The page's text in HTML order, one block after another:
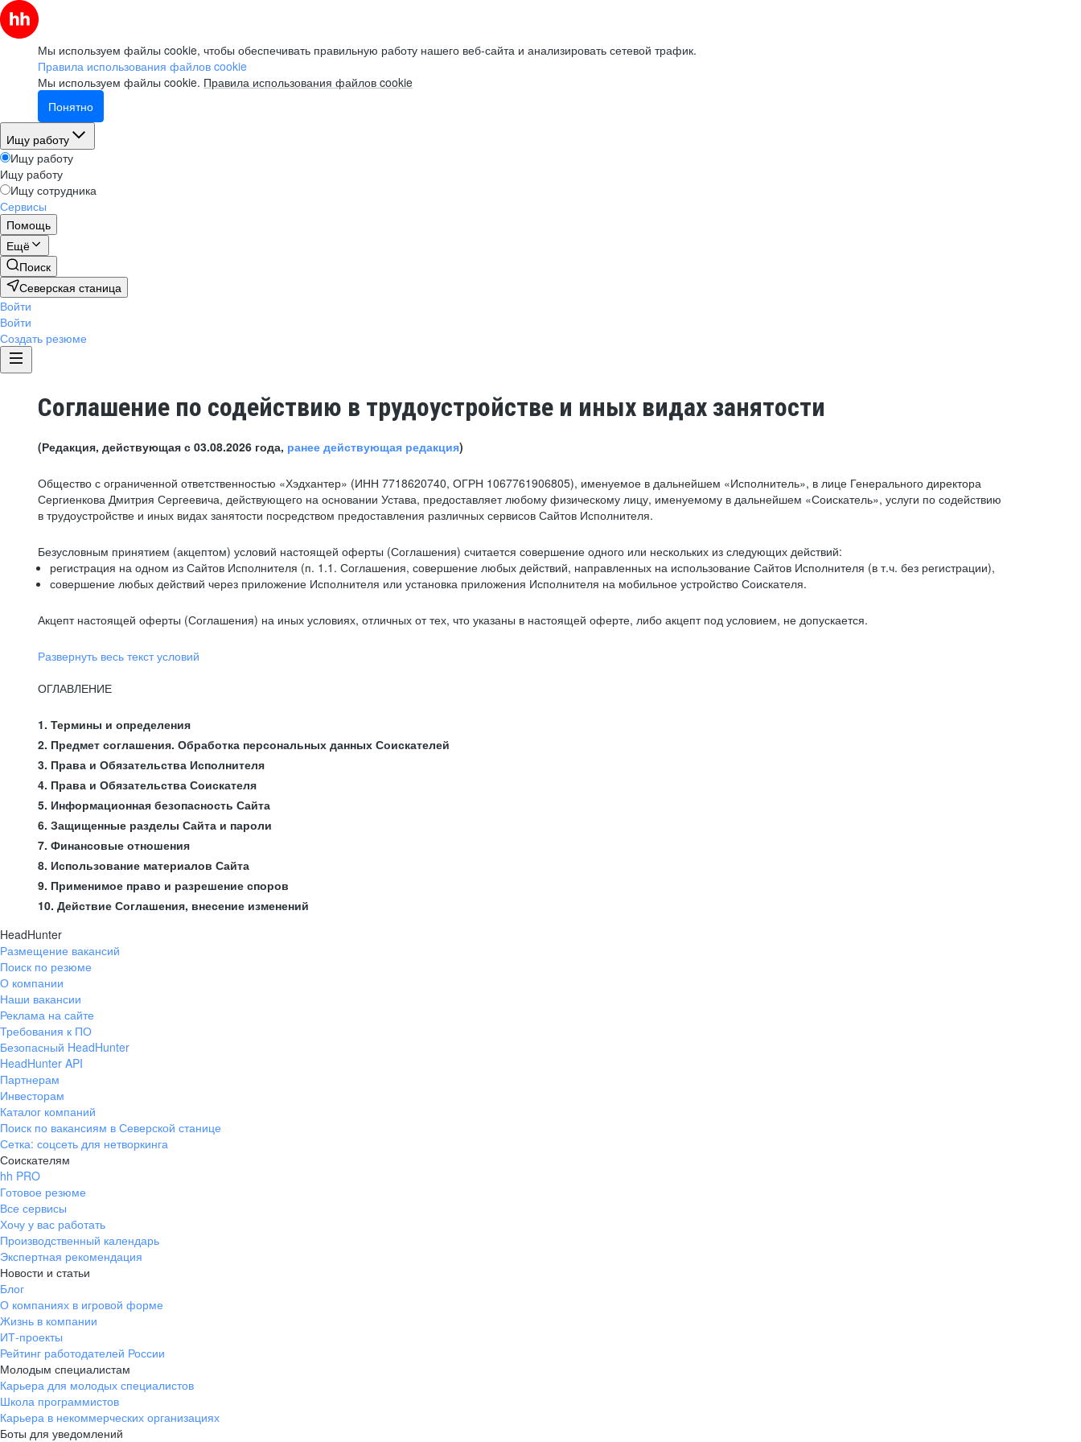
Мы используем файлы cookie, чтобы обеспечивать правильную работу нашего веб-сайта и анализировать сетевой трафик.
Правила использования файлов cookie
Мы используем файлы cookie. Правила использования файлов cookie
Понятно
Ищу работу
Ищу работу
Ищу работу
Ищу сотрудника
Сервисы
Помощь
Ещё
Поиск
Северская станица
Войти
Войти
Создать резюме
Соглашение по содействию в трудоустройстве и иных видах занятости
(Редакция, действующая с 03.08.2026 года, ранее действующая редакция)
Общество с ограниченной ответственностью «Хэдхантер» (ИНН 7718620740, ОГРН 1067761906805), именуемое в дальнейшем «Исполнитель», в лице Генерального директора
Сергиенкова Дмитрия Сергеевича, действующего на основании Устава, предоставляет любому физическому лицу, именуемому в дальнейшем «Соискатель», услуги по содействию
в трудоустройстве и иных видах занятости посредством предоставления различных сервисов Сайтов Исполнителя.
Безусловным принятием (акцептом) условий настоящей оферты (Соглашения) считается совершение одного или нескольких из следующих действий:
регистрация на одном из Сайтов Исполнителя (п. 1.1. Соглашения, совершение любых действий, направленных на использование Сайтов Исполнителя (в т.ч. без регистрации),
совершение любых действий через приложение Исполнителя или установка приложения Исполнителя на мобильное устройство Соискателя.
Акцепт настоящей оферты (Соглашения) на иных условиях, отличных от тех, что указаны в настоящей оферте, либо акцепт под условием, не допускается.
Развернуть весь текст условий
ОГЛАВЛЕНИЕ
1. Термины и определения
2. Предмет соглашения. Обработка персональных данных Соискателей
3. Права и Обязательства Исполнителя
4. Права и Обязательства Соискателя
5. Информационная безопасность Сайта
6. Защищенные разделы Сайта и пароли
7. Финансовые отношения
8. Использование материалов Сайта
9. Применимое право и разрешение споров
10. Действие Соглашения, внесение изменений
HeadHunter
Размещение вакансий
Поиск по резюме
О компании
Наши вакансии
Реклама на сайте
Требования к ПО
Безопасный HeadHunter
HeadHunter API
Партнерам
Инвесторам
Каталог компаний
Поиск по вакансиям в Северской станице
Сетка: соцсеть для нетворкинга
Соискателям
hh PRO
Готовое резюме
Все сервисы
Хочу у вас работать
Производственный календарь
Экспертная рекомендация
Новости и статьи
Блог
О компаниях в игровой форме
Жизнь в компании
ИТ-проекты
Рейтинг работодателей России
Молодым специалистам
Карьера для молодых специалистов
Школа программистов
Карьера в некоммерческих организациях
Боты для уведомлений